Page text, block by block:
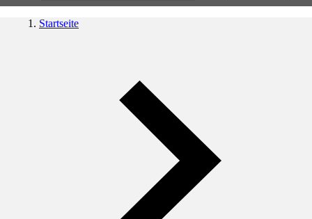
Startseite